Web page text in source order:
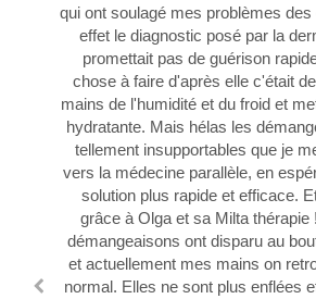
chance) d'avoir croisé le chemin
quelle femme exceptionnelle ! Un
connaissances intarissable ! Elle a
les questions et connait ses sujets
doigts. Mais, surtout, elle est
qu'elle fait et ca se sent les
discussion. Avec Olga, vous êtes
mains et vous pouvez
confiance ! Donc n'hésitez plus et
le regretterez pas !
qui ont soulagé mes problèmes
effet le diagnostic posé par la
promettait pas de guérison
chose à faire d'après elle c'était
mains de l'humidité et du froid et
hydratante. Mais hélas les
tellement insupportables que je
vers la médecine parallèle, en
solution plus rapide et efficace.
grâce à Olga et sa Milta thérapie
démangeaisons ont disparu au
et actuellement mes mains on
normal. Elles ne sont plus enflées
d’osseuse , suite mes multiples
pognée et mon ostéoporose vous
d’essayé cette ensemble de
,infrarouge et et laser en même
appareil . Comme je vous fait
confiance pour vos conseils et
j’ai pris la décision de les suivre
que je ne croix pas trop suite à
d’ostéoporose ,mais vous m’avez
impressionnants sur vos
consolidations d’osseuses et
efficace , et je suis tellement
écouté . dans un mois et demie
précieux conseils